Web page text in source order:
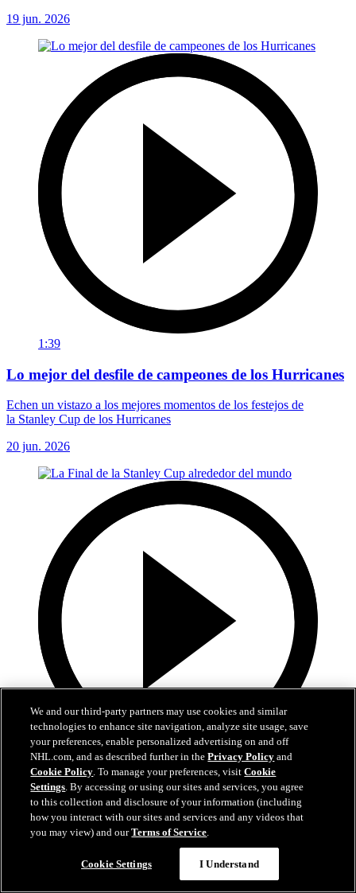
19 jun. 2026
1:39
Lo mejor del desfile de campeones de los Hurricanes
Echen un vistazo a los mejores momentos de los festejos de
la Stanley Cup de los Hurricanes
20 jun. 2026
10:17
La Final de la Stanley Cup alrededor del mundo
Reviva los mejores momentos de la Final en 21 transmisiones y 14
We and our third-party partners may use cookies and similar
technologies to enhance site navigation, analyze site usage, save
your preferences, enable personalized advertising on and off
NHL.com, and as described further in thePrivacy Policy and
Cookie Policy. To manage your preferences, visitCookie
Settings. By accessing or using our sites and services, you agree
to this collection and disclosure of your information (including
how you interact with our sites and services and any videos that
you may view) and ourTerms of Service.
Cookie Settings I Understand